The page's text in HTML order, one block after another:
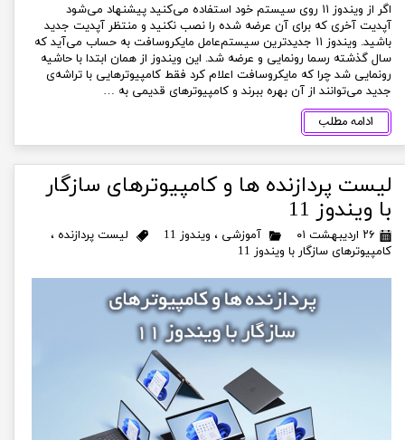
اگر از ویندوز ۱۱ روی سیستم خود استفاده می‌کنید پیشنهاد می‌شود
آپدیت آخری که برای آن عرضه شده را نصب نکنید و منتظر آپدیت جدید
باشید. ویندوز ۱۱ جدیدترین سیستم‌عامل مایکروسافت به حساب می‌آید که
سال گذشته رسما رونمایی و عرضه شد. این ویندوز از همان ابتدا با حاشیه
رونمایی شد چرا که مایکروسافت اعلام کرد فقط کامپیوترهایی با تراشه‌ی
جدید می‌توانند از آن بهره ببرند و کامپیوترهای قدیمی به …
ادامه مطلب
لیست پردازنده ها و کامپیوترهای سازگار
با ویندوز 11
۲۶ اردیبهشت ۰۱ آموزشی ، ویندوز 11 لیست پردازنده ،
کامپیوترهای سازگار با ویندوز 11